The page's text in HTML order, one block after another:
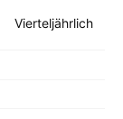
Vierteljährlich